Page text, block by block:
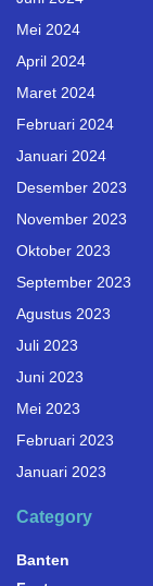
Mei 2024
April 2024
Maret 2024
Februari 2024
Januari 2024
Desember 2023
November 2023
Oktober 2023
September 2023
Agustus 2023
Juli 2023
Juni 2023
Mei 2023
Februari 2023
Januari 2023
Category
Banten